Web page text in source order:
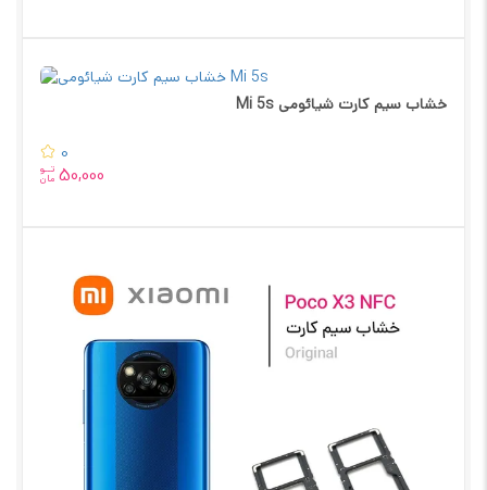
خشاب سیم کارت شیائومی Mi 5s
0
تــو
مان 50,000